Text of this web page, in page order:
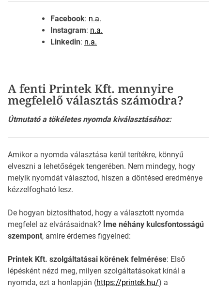
Facebook: n.a.
Instagram: n.a.
Linkedin: n.a.
A fenti Printek Kft. mennyire
megfelelő választás számodra?
Útmutató a tökéletes nyomda kiválasztásához:
Amikor a nyomda választása kerül terítékre, könnyű
elveszni a lehetőségek tengerében. Nem mindegy, hogy
melyik nyomdát választod, hiszen a döntésed eredménye
kézzelfogható lesz.
De hogyan biztosíthatod, hogy a választott nyomda
megfelel az elvárásaidnak? Íme néhány kulcsfontosságú
szempont, amire érdemes figyelned:
Printek Kft. szolgáltatásai körének felmérése: Első
lépésként nézd meg, milyen szolgáltatásokat kínál a
nyomda, ezt a honlapján (https://printek.hu/) a